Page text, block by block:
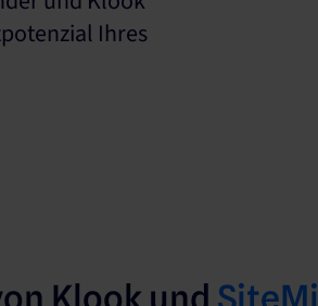
Ihres